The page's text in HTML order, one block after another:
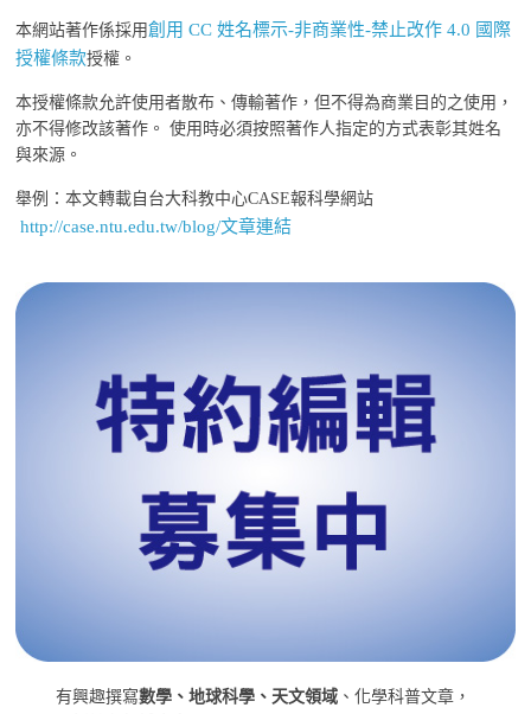
本網站著作係採用創用 CC 姓名標示-非商業性-禁止改作 4.0 國際
授權條款授權。
本授權條款允許使用者散布、傳輸著作，但不得為商業目的之使用，
亦不得修改該著作。 使用時必須按照著作人指定的方式表彰其姓名
與來源。
舉例：本文轉載自台大科教中心CASE報科學網站
http://case.ntu.edu.tw/blog/文章連結
有興趣撰寫數學、地球科學、天文領域 、化學科普文章，